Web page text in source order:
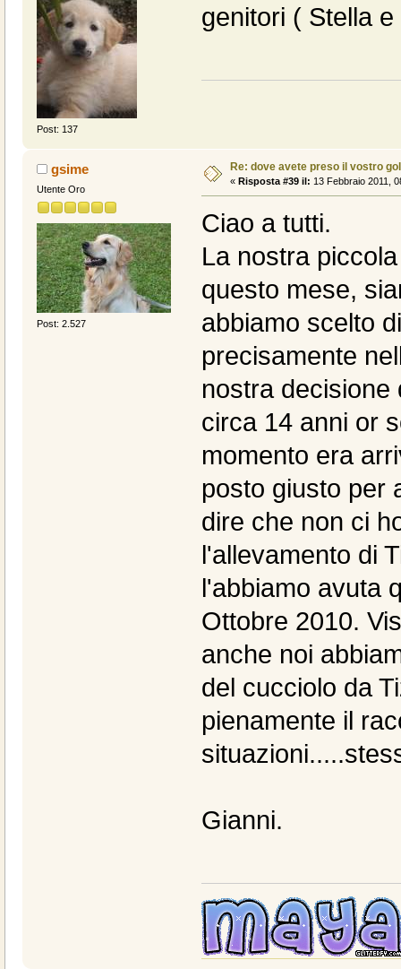
Post: 137
genitori ( Stella
gsime
Utente Oro
Post: 2.527
Re: dove avete preso il vostro
« Risposta #39 il: 13 Febbraio 2011,
Ciao a tutti.
La nostra
questo mese,
abbiamo scelto
precisamente
nostra decisione
circa 14 anni or
momento era
posto giusto per
dire che non ci
l'allevamento di
l'abbiamo avuta
Ottobre 2010.
anche noi
del cucciolo da
pienamente il
Gianni.